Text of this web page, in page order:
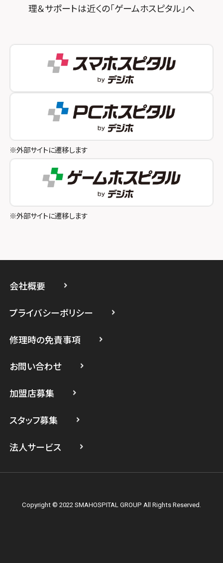
スマホスピタル秋葉原
スマホスピタル 自由が丘
スマホスピタルオリナス錦糸町
スマホスピタル テルル成増
スマホスピタル池袋
スマホスピタル八王子
スマホスピタル町田
スマホスピタル吉祥寺
スマホスピタル立川
スマホスピタル たまプラーザ駅前
スマホスピタル 登戸・向ヶ丘遊園
スマホスピタル 武蔵小杉
スマホスピタル テルル上大岡
スマホスピタル神戸三宮
スマホスピタル by デジホ 姫路キャスパ
スマホスピタル伊丹
スマホスピタル奈良生駒
スマホスピタル和歌山
理＆サポートは近くの「ゲームホスピタル」へ
※外部サイトに遷移します
※外部サイトに遷移します
会社概要
プライバシーポリシー
修理時の免責事項
お問い合わせ
加盟店募集
スタッフ募集
法人サービス
Copyright © 2022 SMAHOSPITAL GROUP All Rights Reserved.